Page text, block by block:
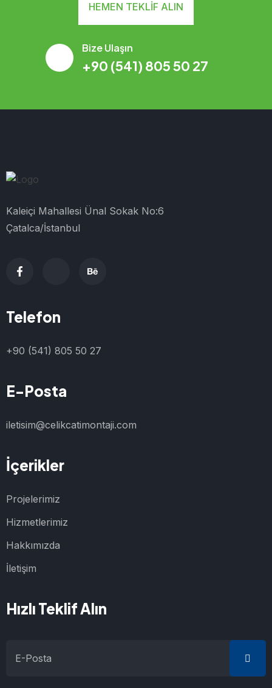
HEMEN TEKLIF ALIN
Bize Ulaşın
+90 (541) 805 50 27
Kaleiçi Mahallesi Ünal Sokak No:6
Çatalca/İstanbul
Telefon
+90 (541) 805 50 27
E-Posta
iletisim@celikcatimontaji.com
İçerikler
Projelerimiz
Hizmetlerimiz
Hakkımızda
İletişim
Hızlı Teklif Alın